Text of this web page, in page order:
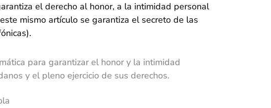
el derecho al honor, a la intimidad personal
mismo artículo se garantiza el secreto de las
para garantizar el honor y la intimidad
y el pleno ejercicio de sus derechos.